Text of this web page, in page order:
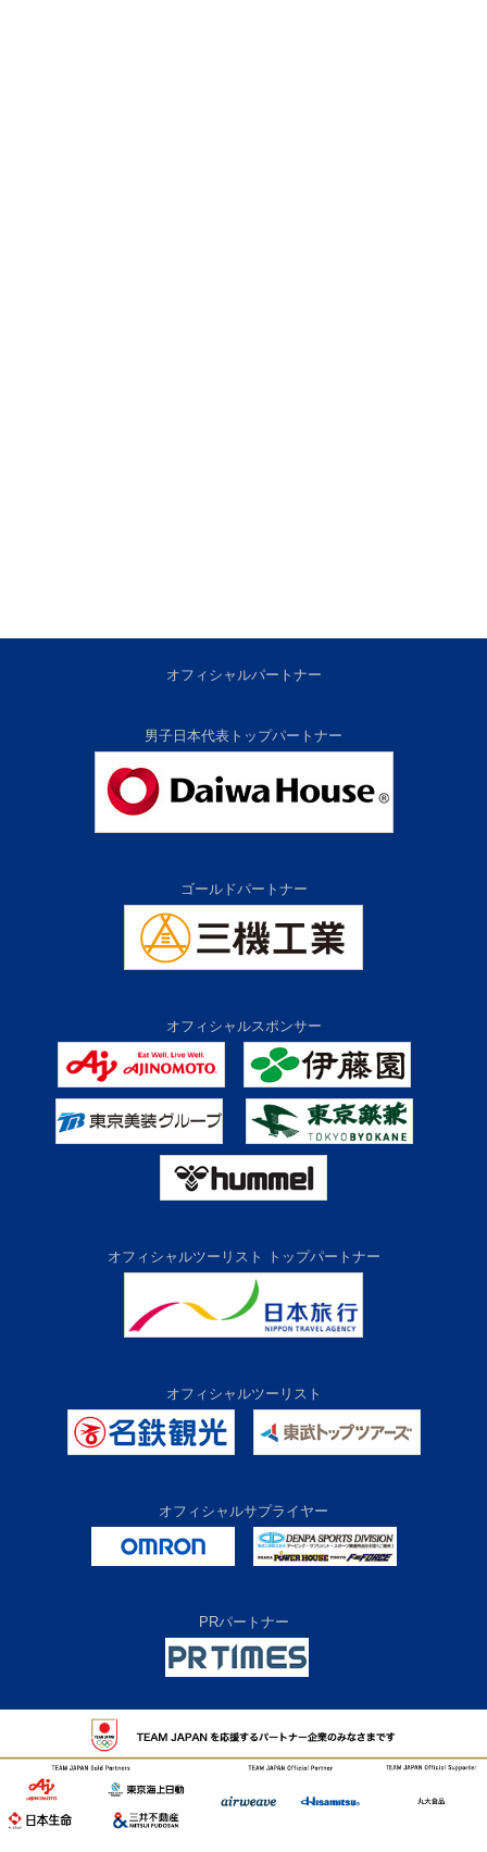
オフィシャルパートナー
男子日本代表トップパートナー
ゴールドパートナー
オフィシャルスポンサー
オフィシャルツーリスト トップパートナー
オフィシャルツーリスト
オフィシャルサプライヤー
PRパートナー